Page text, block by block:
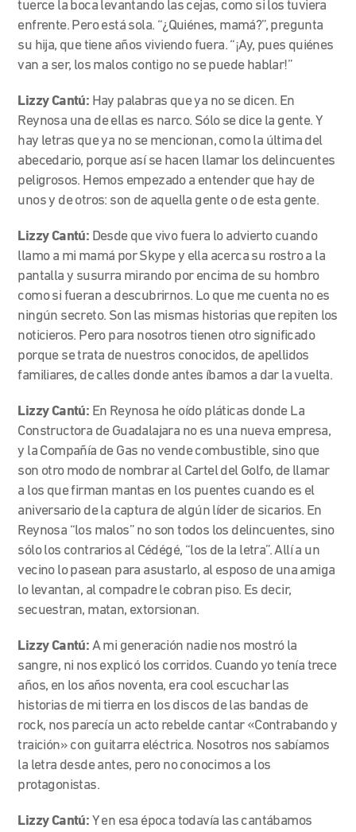
tuerce la boca levantando las cejas, como si los tuviera
enfrente. Pero está sola. “¿Quiénes, mamá?”, pregunta
su hija, que tiene años viviendo fuera. “¡Ay, pues quiénes
van a ser, los malos contigo no se puede hablar!”
Lizzy Cantú: Hay palabras que ya no se dicen. En
Reynosa una de ellas es narco. Sólo se dice la gente. Y
hay letras que ya no se mencionan, como la última del
abecedario, porque así se hacen llamar los delincuentes
peligrosos. Hemos empezado a entender que hay de
unos y de otros: son de aquella gente o de esta gente.
Lizzy Cantú: Desde que vivo fuera lo advierto cuando
llamo a mi mamá por Skype y ella acerca su rostro a la
pantalla y susurra mirando por encima de su hombro
como si fueran a descubrirnos. Lo que me cuenta no es
ningún secreto. Son las mismas historias que repiten los
noticieros. Pero para nosotros tienen otro significado
porque se trata de nuestros conocidos, de apellidos
familiares, de calles donde antes íbamos a dar la vuelta.
Lizzy Cantú: En Reynosa he oído pláticas donde La
Constructora de Guadalajara no es una nueva empresa,
y la Compañía de Gas no vende combustible, sino que
son otro modo de nombrar al Cartel del Golfo, de llamar
a los que firman mantas en los puentes cuando es el
aniversario de la captura de algún líder de sicarios. En
Reynosa “los malos” no son todos los delincuentes, sino
sólo los contrarios al Cédégé, “los de la letra”. Allí a un
vecino lo pasean para asustarlo, al esposo de una amiga
lo levantan, al compadre le cobran piso. Es decir,
secuestran, matan, extorsionan.
Lizzy Cantú: A mi generación nadie nos mostró la
sangre, ni nos explicó los corridos. Cuando yo tenía trece
años, en los años noventa, era cool escuchar las
historias de mi tierra en los discos de las bandas de
rock, nos parecía un acto rebelde cantar «Contrabando y
traición» con guitarra eléctrica. Nosotros nos sabíamos
la letra desde antes, pero no conocimos a los
protagonistas.
Lizzy Cantú: Y en esa época todavía las cantábamos